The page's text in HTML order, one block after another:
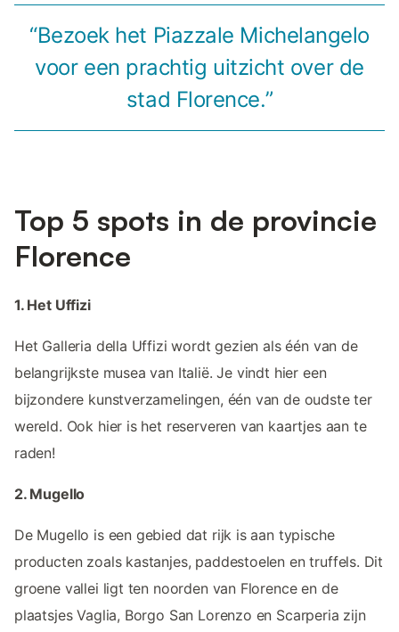
“Bezoek het Piazzale Michelangelo
voor een prachtig uitzicht over de
stad Florence.”
Top 5 spots in de provincie
Florence
1. Het Uffizi
Het Galleria della Uffizi wordt gezien als één van de
belangrijkste musea van Italië. Je vindt hier een
bijzondere kunstverzamelingen, één van de oudste ter
wereld. Ook hier is het reserveren van kaartjes aan te
raden!
2. Mugello
De Mugello is een gebied dat rijk is aan typische
producten zoals kastanjes, paddestoelen en truffels. Dit
groene vallei ligt ten noorden van Florence en de
plaatsjes Vaglia, Borgo San Lorenzo en Scarperia zijn